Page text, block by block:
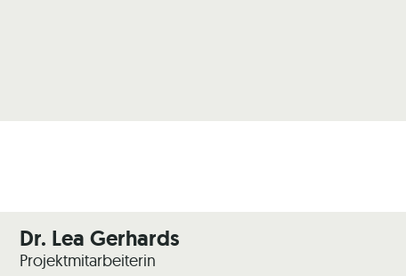
Dr. Lea Gerhards
Projektmitarbeiterin